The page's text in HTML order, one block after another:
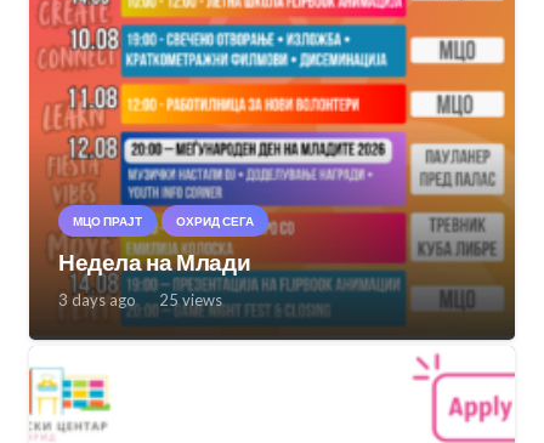
МЦО ПРАЈТ ОХРИД СЕГА
Недела на Млади
3 days ago 25views